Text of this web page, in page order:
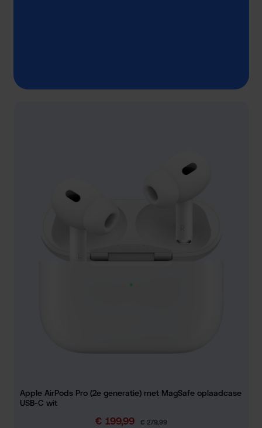
Apple AirPods Pro (2e generatie) met MagSafe oplaadcase
USB-C wit
Verkoopprijs:
€ 199,99 Normale prijs:
€ 279,99